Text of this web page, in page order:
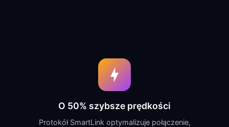
O 50% szybsze prędkości
Protokół SmartLink optymalizuje połączenie,